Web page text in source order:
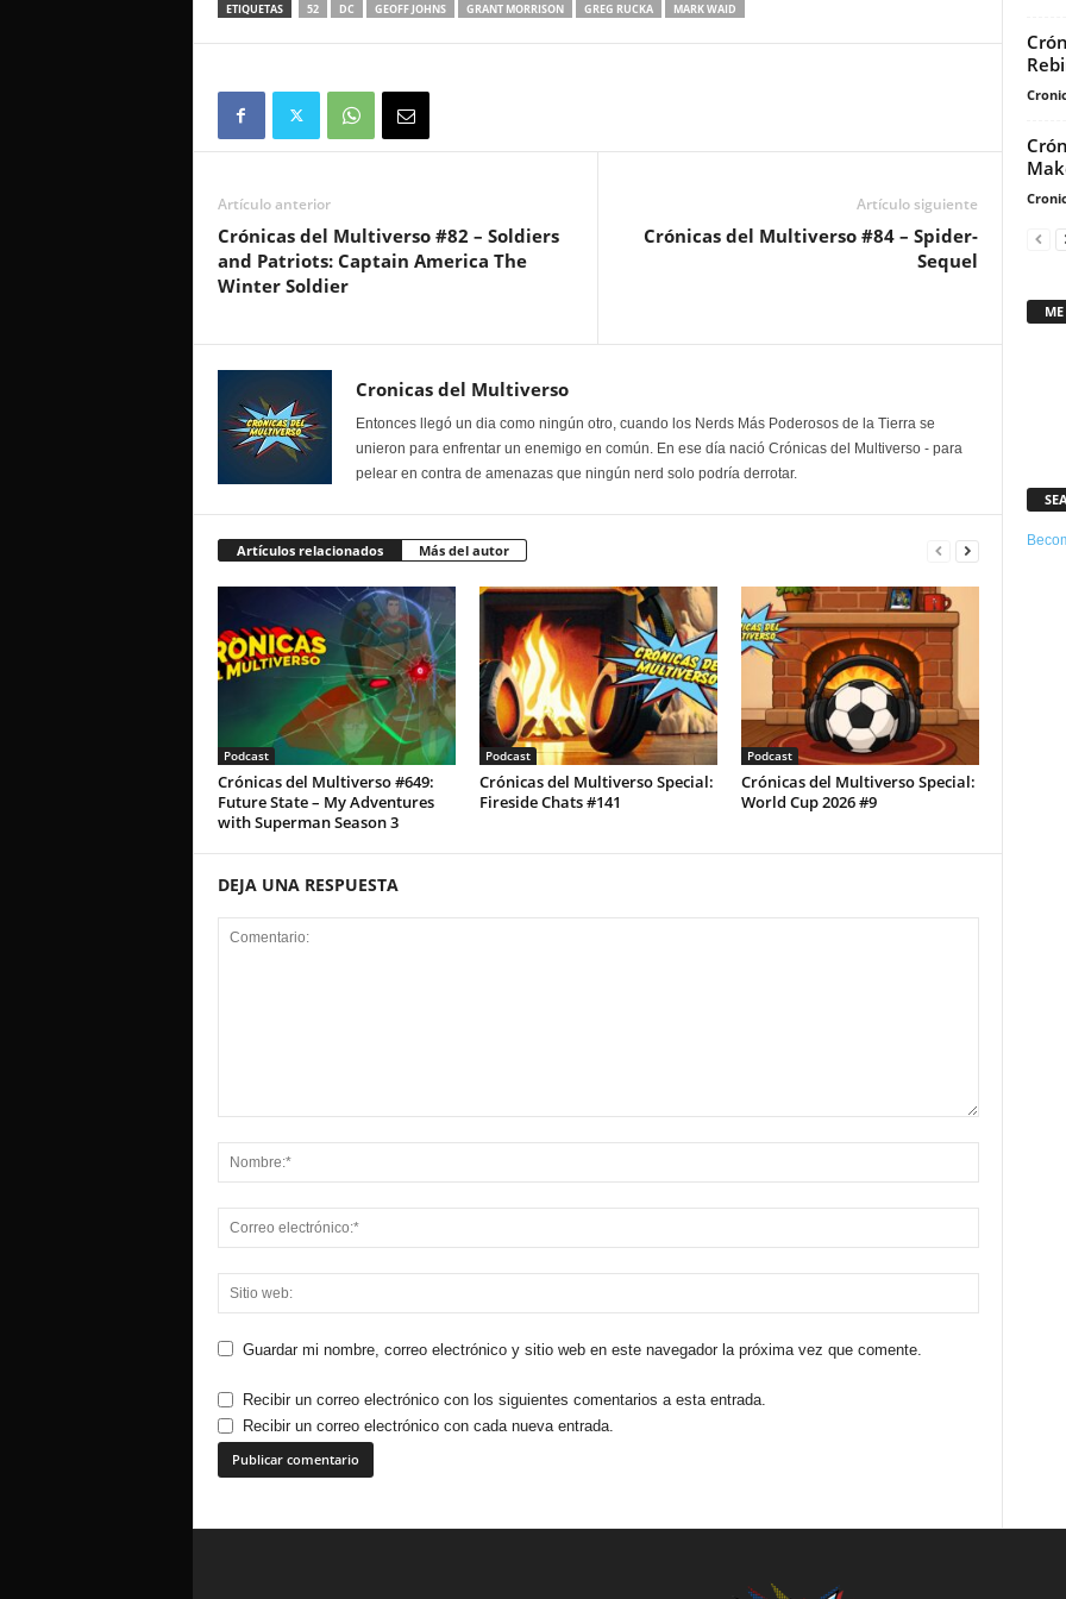
ETIQUETAS 52 DC GEOFF JOHNS GRANT MORRISON GREG RUCKA MARK WAID
Artículo anterior
Crónicas del Multiverso #82 – Soldiers
and Patriots: Captain America The
Winter Soldier
Artículo siguiente
Crónicas del Multiverso #84 – Spider-
Sequel
Cronicas del Multiverso
Entonces llegó un dia como ningún otro, cuando los Nerds Más Poderosos de la Tierra se
unieron para enfrentar un enemigo en común. En ese día nació Crónicas del Multiverso - para
pelear en contra de amenazas que ningún nerd solo podría derrotar.
Artículos relacionados Más del autor
Podcast
Crónicas del Multiverso #649:
Future State – My Adventures
with Superman Season 3
Podcast
Crónicas del Multiverso Special:
Fireside Chats #141
Podcast
Crónicas del Multiverso Special:
World Cup 2026 #9
DEJA UNA RESPUESTA
Guardar mi nombre, correo electrónico y sitio web en este navegador la próxima vez que comente.
Recibir un correo electrónico con los siguientes comentarios a esta entrada.
Recibir un correo electrónico con cada nueva entrada.